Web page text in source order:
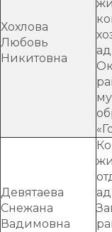
Хохлова
Любовь
Никитовна
Девятаева
Снежана
Вадимовна